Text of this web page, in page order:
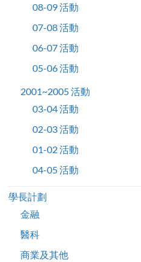
08-09 活動
07-08 活動
06-07 活動
05-06 活動
2001~2005 活動
03-04 活動
02-03 活動
01-02 活動
04-05 活動
學長計劃
金融
醫科
商業及其他